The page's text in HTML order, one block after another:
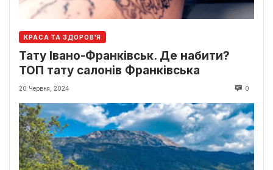
КРАСА ТА ЗДОРОВ'Я
Тату Івано-Франківськ. Де набити?
ТОП тату салонів Франківська
20 Червня, 2024 0